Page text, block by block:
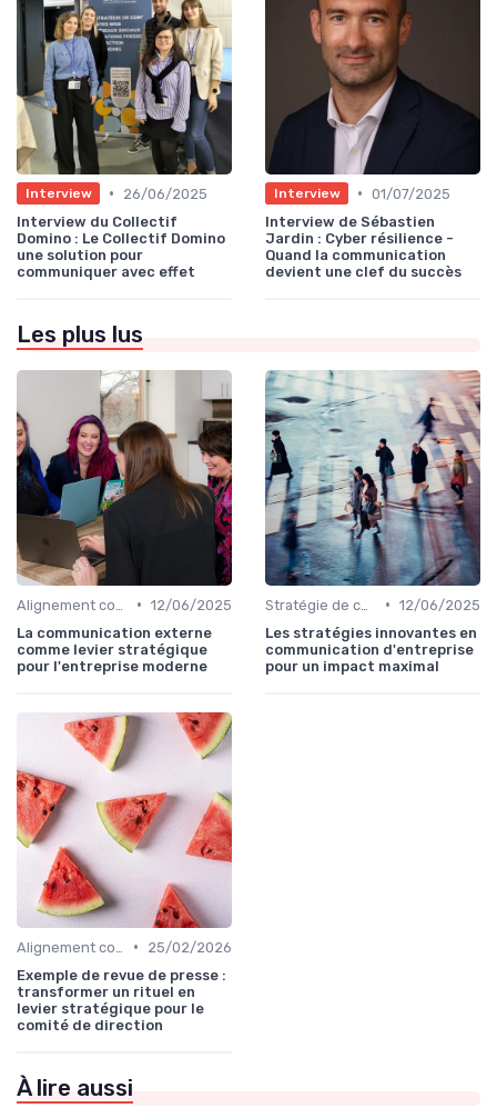
Interview •
26/06/2025
Interview du Collectif
Domino : Le Collectif Domino
une solution pour
communiquer avec effet
Interview • 01/07/2025
Interview de Sébastien
Jardin : Cyber résilience -
Quand la communication
devient une clef du succès
Les plus lus
• 12/06/2025
La communication externe
comme levier stratégique
pour l'entreprise moderne
• 12/06/2025
Les stratégies innovantes en
communication d'entreprise
pour un impact maximal
•
25/02/2026
Exemple de revue de presse :
transformer un rituel en
levier stratégique pour le
comité de direction
À lire aussi